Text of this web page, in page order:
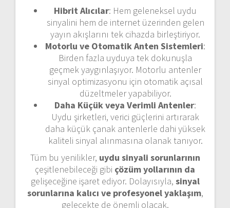
Hibrit Alıcılar: Hem geleneksel uydu
sinyalini hem de internet üzerinden gelen
yayın akışlarını tek cihazda birleştiriyor.
Motorlu ve Otomatik Anten Sistemleri:
Birden fazla uyduya tek dokunuşla
geçmek yaygınlaşıyor. Motorlu antenler
sinyal optimizasyonu için otomatik açısal
düzeltmeler yapabiliyor.
Daha Küçük veya Verimli Antenler:
Uydu şirketleri, verici güçlerini artırarak
daha küçük çanak antenlerle dahi yüksek
kaliteli sinyal alınmasına olanak tanıyor.
Tüm bu yenilikler, uydu sinyali sorunlarının
çeşitlenebileceği gibi çözüm yollarının da
gelişeceğine işaret ediyor. Dolayısıyla, sinyal
sorunlarına kalıcı ve profesyonel yaklaşım,
gelecekte de önemli olacak.